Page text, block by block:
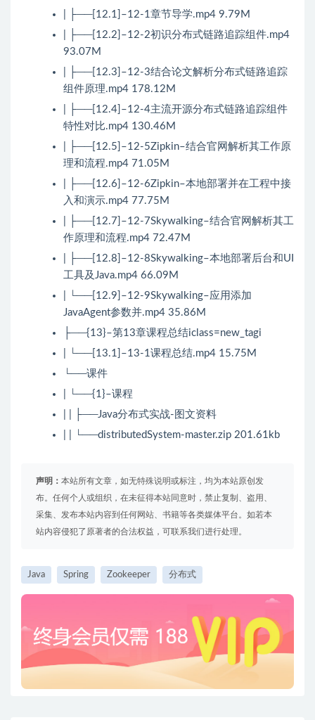
| ├──[12.1]–12-1章节导学.mp4 9.79M
| ├──[12.2]–12-2初识分布式链路追踪组件.mp4
93.07M
| ├──[12.3]–12-3结合论文解析分布式链路追踪
组件原理.mp4 178.12M
| ├──[12.4]–12-4主流开源分布式链路追踪组件
特性对比.mp4 130.46M
| ├──[12.5]–12-5Zipkin–结合官网解析其工作原
理和流程.mp4 71.05M
| ├──[12.6]–12-6Zipkin–本地部署并在工程中接
入和演示.mp4 77.75M
| ├──[12.7]–12-7Skywalking–结合官网解析其工
作原理和流程.mp4 72.47M
| ├──[12.8]–12-8Skywalking–本地部署后台和UI
工具及Java.mp4 66.09M
| └──[12.9]–12-9Skywalking–应用添加
JavaAgent参数并.mp4 35.86M
├──{13}–第13章课程总结iclass=new_tagi
| └──[13.1]–13-1课程总结.mp4 15.75M
└──课件
| └──{1}–课程
| | ├──Java分布式实战-图文资料
| | └──distributedSystem-master.zip 201.61kb
声明： 本站所有文章，如无特殊说明或标注，均为本站原创发
布。任何个人或组织，在未征得本站同意时，禁止复制、盗用、
采集、发布本站内容到任何网站、书籍等各类媒体平台。如若本
站内容侵犯了原著者的合法权益，可联系我们进行处理。
Java Spring Zookeeper 分布式